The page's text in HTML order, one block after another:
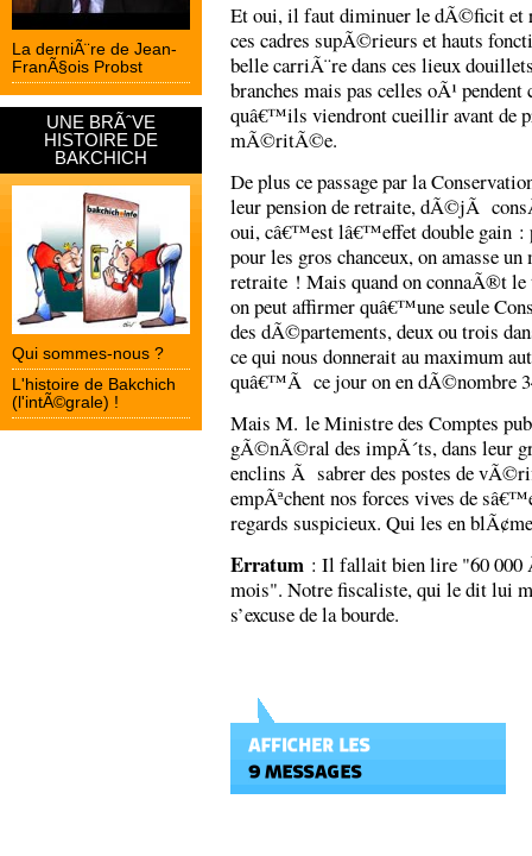
La derniÃ¨re de Jean-
FranÃ§ois Probst
UNE BRÃˆVE
HISTOIRE DE
BAKCHICH
Qui sommes-nous ?
L'histoire de Bakchich
(l'intÃ©grale) !
Et oui, il faut diminuer le dÃ©ficit et
ces cadres supÃ©rieurs et hauts
belle carriÃ¨re dans ces lieux
branches mais pas celles oÃ¹
quâ€™ils viendront cueillir avant de
mÃ©ritÃ©e.
De plus ce passage par la
leur pension de retraite, dÃ©jÃ
oui, câ€™est lâ€™effet double gain :
pour les gros chanceux, on amasse
retraite ! Mais quand on connaÃ®t le
on peut affirmer quâ€™une seule
des dÃ©partements, deux ou trois
ce qui nous donnerait au maximum
quâ€™Ã ce jour on en dÃ©nombre
Mais M. le Ministre des Comptes
gÃ©nÃ©ral des impÃ´ts, dans leur
enclins Ã sabrer des postes de
empÃªchent nos forces vives de
regards suspicieux. Qui les en
Erratum : Il fallait bien lire "60 000
mois". Notre fiscaliste, qui le dit lui
s’excuse de la bourde.